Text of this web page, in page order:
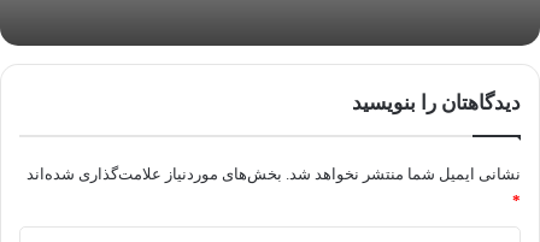
دیدگاهتان را بنویسید
نشانی ایمیل شما منتشر نخواهد شد. بخش‌های موردنیاز علامت‌گذاری شده‌اند
*